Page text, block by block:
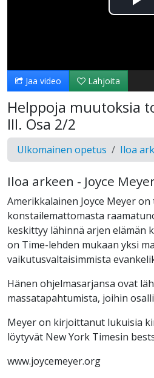
Jaa video Lahjoita
Helppoja muutoksia
III. Osa 2/2
Ulkomainen opetus Iloa
Iloa arkeen - Joyce
Amerikkalainen Joyce Meyer
konstailemattomasta
keskittyy lähinnä arjen elämän
on Time-lehden mukaan yksi
vaikutusvaltaisimmista
Hänen ohjelmasarjansa ovat
massatapahtumista, joihin
Meyer on kirjoittanut lukuisia
löytyvät New York Timesin
www.joycemeyer.org